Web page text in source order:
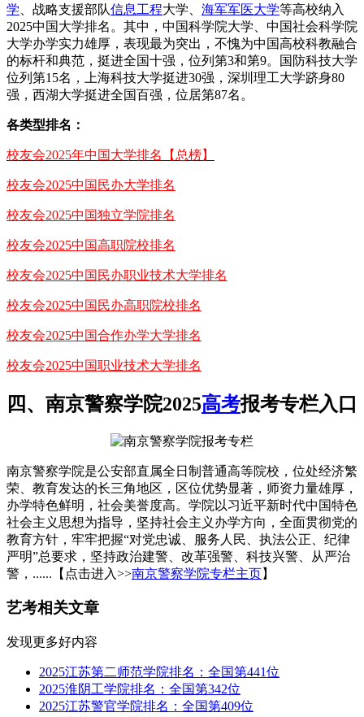
学 、战略支援部队信息工程大学、 海军军医大学等高校纳入
2025中国大学排名。其中，中国科学院大学、中国社会科学院
大学办学实力雄厚，表现最为突出，不愧为中国高校科教融合
的标杆和典范，挺进全国十强，位列第3和第9。国防科技大学
位列第15名，上海科技大学挺进30强，深圳理工大学跻身80
强，西湖大学挺进全国百强，位居第87名。
各类型排名：
校友会2025年中国大学排名【总榜】
校友会2025中国民办大学排名
校友会2025中国独立学院排名
校友会2025中国高职院校排名
校友会2025中国民办职业技术大学排名
校友会2025中国民办高职院校排名
校友会2025中国合作办学大学排名
校友会2025中国职业技术大学排名
四、南京警察学院2025高考报考专栏入口
南京警察学院是公安部直属全日制普通高等院校，位处经济繁
荣、教育发达的长三角地区，区位优势显著，师资力量雄厚，
办学特色鲜明，社会美誉度高。学院以习近平新时代中国特色
社会主义思想为指导，坚持社会主义办学方向，全面贯彻党的
教育方针，牢牢把握“对党忠诚、服务人民、执法公正、纪律
严明”总要求，坚持政治建警、改革强警、科技兴警、从严治
警，......【点击进入>>南京警察学院专栏主页】
艺考相关文章
发现更多好内容
2025江苏第二师范学院排名：全国第441位
2025淮阴工学院排名：全国第342位
2025江苏警官学院排名：全国第409位